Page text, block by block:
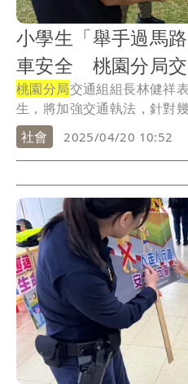
小學生「舉手過馬
車安全 桃園分局
桃園分局交通組組長林健祥
生，將加強交通執法，針對
發，分...
社會 2025/04/20 10:52